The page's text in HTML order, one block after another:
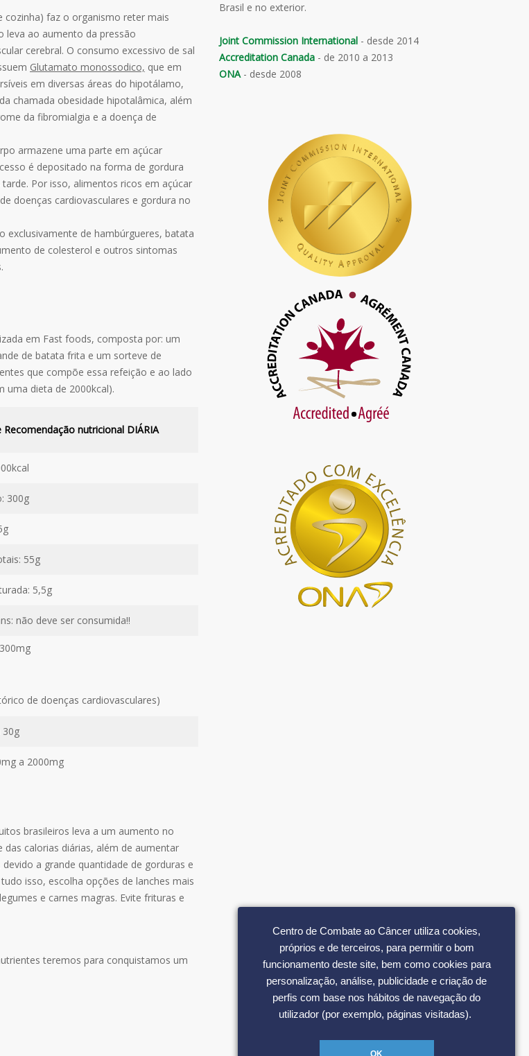
Centro de Combate ao Câncer utiliza cookies,
próprios e de terceiros, para permitir o bom
funcionamento deste site, bem como cookies para
personalização, análise, publicidade e criação de
perfis com base nos hábitos de navegação do
utilizador (por exemplo, páginas visitadas).
OK
cozinha) faz o organismo reter mais
leva ao aumento da pressão
cerebral. O consumo excessivo de sal
Glutamato monossodico, que em
em diversas áreas do hipotálamo,
chamada obesidade hipotalâmica, além
da fibromialgia e a doença de
armazene uma parte em açúcar
é depositado na forma de gordura
Por isso, alimentos ricos em açúcar
doenças cardiovasculares e gordura no
exclusivamente de hambúrgueres, batata
de colesterol e outros sintomas
em Fast foods, composta por: um
de batata frita e um sorteve de
que compõe essa refeição e ao lado
uma dieta de 2000kcal).
Recomendação nutricional DIÁRIA
300g
55g
5,5g
não deve ser consumida!!
de doenças cardiovasculares)
30g
a 2000mg
brasileiros leva a um aumento no
calorias diárias, além de aumentar
a grande quantidade de gorduras e
isso, escolha opções de lanches mais
e carnes magras. Evite frituras e
teremos para conquistamos um
Brasil e no exterior.
Joint Commission International - desde 2014
Accreditation Canada - de 2010 a 2013
ONA- desde 2008